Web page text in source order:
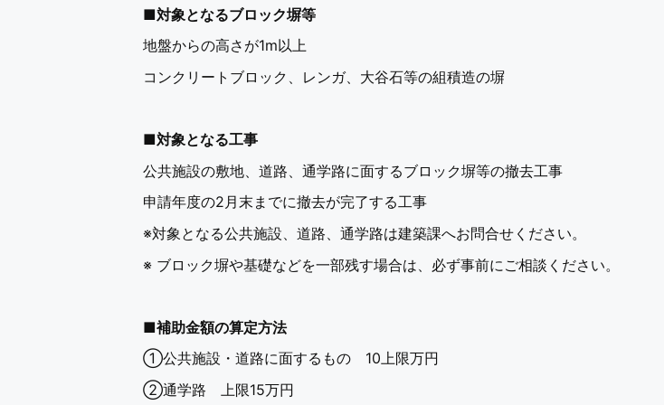
■対象となるブロック塀等
地盤からの高さが1m以上
コンクリートブロック、レンガ、大谷石等の組積造の塀
■対象となる工事
公共施設の敷地、道路、通学路に面するブロック塀等の撤去工事
申請年度の2月末までに撤去が完了する工事
※対象となる公共施設、道路、通学路は建築課へお問合せください。
※ ブロック塀や基礎などを一部残す場合は、必ず事前にご相談ください。
■補助金額の算定方法
①公共施設・道路に面するもの 10上限万円
②通学路 上限15万円